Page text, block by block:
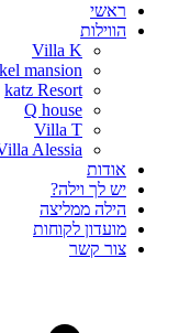
ראשי
הווילות
Villa K
mansion
katz Resort
Q house
Villa T
Alessia
אודות
יש לך וילה?
הילה ממליצה
מועדון לקוחות
צור קשר